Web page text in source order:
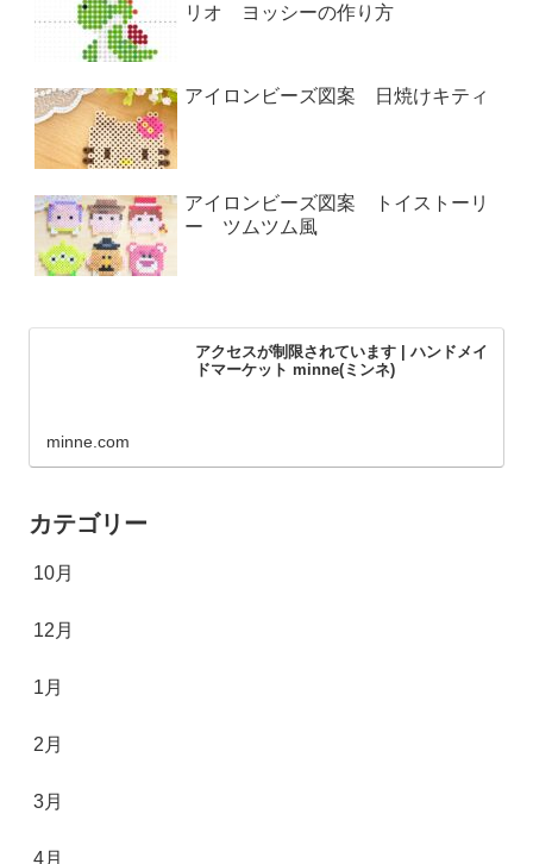
リオ ヨッシーの作り方
アイロンビーズ図案 日焼けキティ
アイロンビーズ図案 トイストーリ
ー ツムツム風
アクセスが制限されています | ハンドメイ
ドマーケット minne(ミンネ)
minne.com
カテゴリー
10月
12月
1月
2月
3月
4月